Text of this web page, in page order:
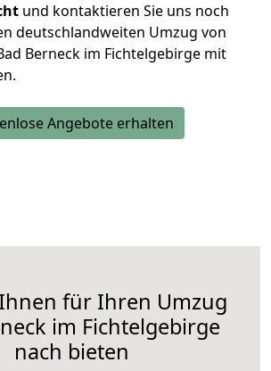
und kontaktieren Sie uns noch
deutschlandweiten Umzug von
Berneck im Fichtelgebirge mit
Angebote erhalten
für Ihren Umzug
im Fichtelgebirge
nach bieten